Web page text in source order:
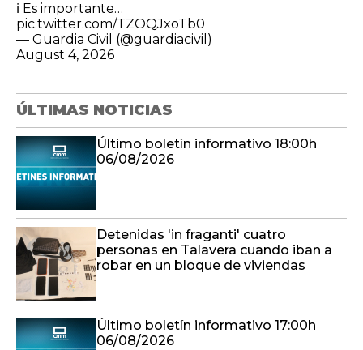
ℹ️ Es importante…
pic.twitter.com/TZOQJxoTb0
— Guardia Civil (@guardiacivil)
August 4, 2026
ÚLTIMAS NOTICIAS
Último boletín informativo 18:00h
06/08/2026
Detenidas 'in fraganti' cuatro
personas en Talavera cuando iban a
robar en un bloque de viviendas
Último boletín informativo 17:00h
06/08/2026